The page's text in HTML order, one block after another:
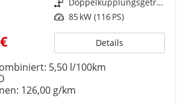
Leistung 85 kW (116 PS)
Details
5,50 l/100km
126,00 g/km